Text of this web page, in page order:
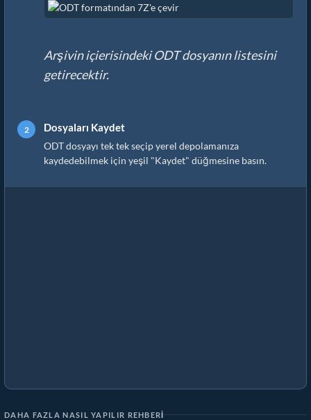
Arşivin içierisindeki ODT dosyanın listesini
getirecektir.
Dosyaları Kaydet
ODT dosyayı tek tek seçip yerel depolamanıza
kaydedebilmek için yeşil "Kaydet" düğmesine basın.
DAHA FAZLA NASIL YAPILIR REHBERI